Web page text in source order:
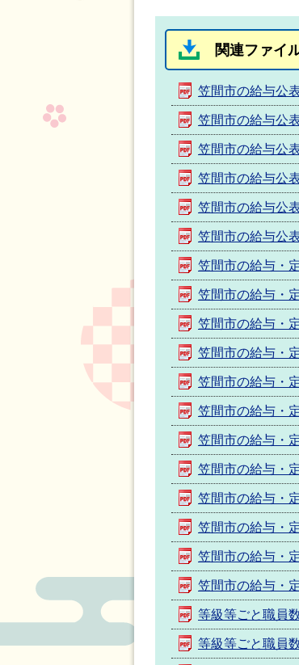
関連ファイ
笠間市の給与公
笠間市の給与公
笠間市の給与公
笠間市の給与公
笠間市の給与公
笠間市の給与公
笠間市の給与・
笠間市の給与・
笠間市の給与・
笠間市の給与・
笠間市の給与・
笠間市の給与・
笠間市の給与・
笠間市の給与・
笠間市の給与・
笠間市の給与・
笠間市の給与・
笠間市の給与・
等級等ごと職員
等級等ごと職員